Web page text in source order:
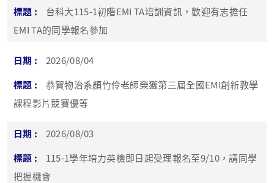
台科大115-1初階EMI TA培訓資訊，歡迎有志擔任
EMI TA的同學報名參加
2026/08/04
恭賀物治系顏竹伶老師榮獲第三屆全國EMI創新教學
課程影片競賽優等
2026/08/03
115-1學年培力英檢即日起受理報名至9/10，請同學
把握機會